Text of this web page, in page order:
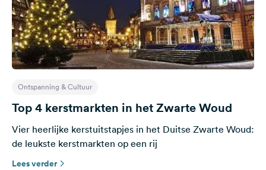
Ontspanning & Cultuur
Top 4 kerstmarkten in het Zwarte Woud
Vier heerlijke kerstuitstapjes in het Duitse Zwarte Woud:
de leukste kerstmarkten op een rij
Lees verder